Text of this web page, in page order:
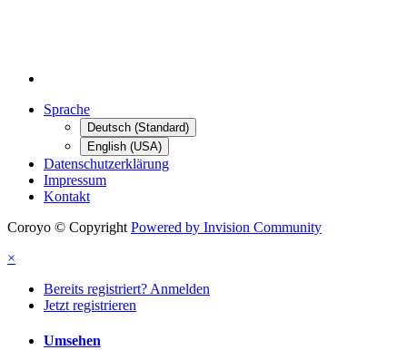
Sprache
Deutsch (Standard)
English (USA)
Datenschutzerklärung
Impressum
Kontakt
Coroyo © Copyright Powered by Invision Community
×
Bereits registriert? Anmelden
Jetzt registrieren
Umsehen